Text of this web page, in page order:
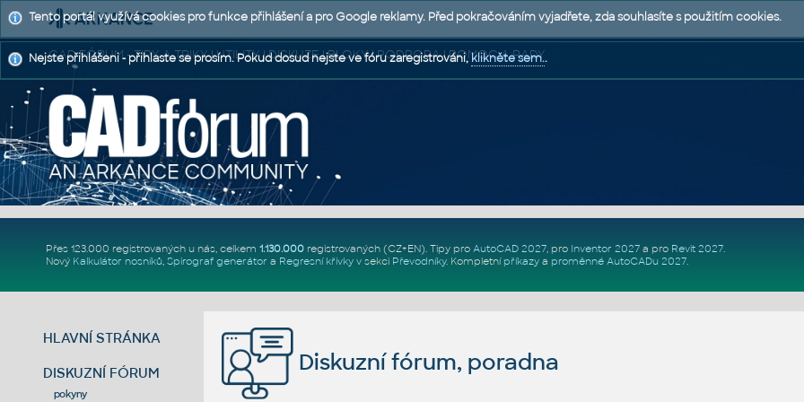
CAD FÓRUM - TIPY A TRIKY | UTILITY | DISKUZE | BLOKY | PODPORA | POMOC A RADY
Přes 123.000 registrovaných u nás, celkem 1.130.000registrovaných (CZ+EN). Tipy pro AutoCAD 2027, pro Inventor 2027a pro Revit 2027.
Nový Kalkulátor nosníků, Spirograf generátor a Regresní křivkyv sekci Převodníky. Kompletní příkazya proměnné AutoCADu 2027.
HLAVNÍ STRÁNKA
DISKUZNÍ FÓRUM
pokyny
Diskuzní fórum, poradna
Tento portál využívá cookies pro funkce přihlášení a pro Google reklamy. Před pokračováním vyjadřete, zda souhlasíte s použitím cookies.
Nejste přihlášeni - přihlaste se prosím. Pokud dosud nejste ve fóru zaregistrováni,klikněte sem..